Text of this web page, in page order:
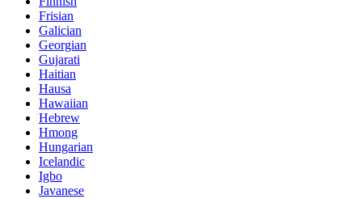
Frisian
Galician
Georgian
Gujarati
Haitian
Hausa
Hawaiian
Hebrew
Hmong
Hungarian
Icelandic
Igbo
Javanese